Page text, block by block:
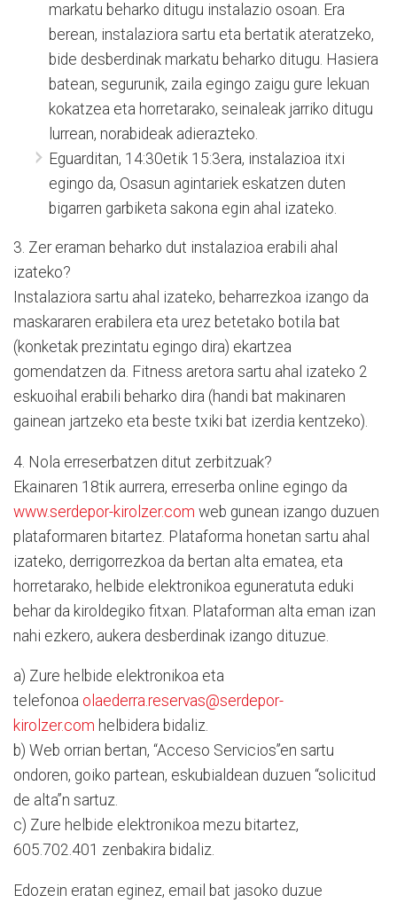
markatu beharko ditugu instalazio osoan. Era
berean, instalaziora sartu eta bertatik ateratzeko,
bide desberdinak markatu beharko ditugu. Hasiera
batean, segurunik, zaila egingo zaigu gure lekuan
kokatzea eta horretarako, seinaleak jarriko ditugu
lurrean, norabideak adierazteko.
Eguarditan, 14:30etik 15:3era, instalazioa itxi
egingo da, Osasun agintariek eskatzen duten
bigarren garbiketa sakona egin ahal izateko.
3. Zer eraman beharko dut instalazioa erabili ahal
izateko?
Instalaziora sartu ahal izateko, beharrezkoa izango da
maskararen erabilera eta urez betetako botila bat
(konketak prezintatu egingo dira) ekartzea
gomendatzen da. Fitness aretora sartu ahal izateko 2
eskuoihal erabili beharko dira (handi bat makinaren
gainean jartzeko eta beste txiki bat izerdia kentzeko).
4. Nola erreserbatzen ditut zerbitzuak?
Ekainaren 18tik aurrera, erreserba online egingo da
www.serdepor-kirolzer.com web gunean izango duzuen
plataformaren bitartez. Plataforma honetan sartu ahal
izateko, derrigorrezkoa da bertan alta ematea, eta
horretarako, helbide elektronikoa eguneratuta eduki
behar da kiroldegiko fitxan. Plataforman alta eman izan
nahi ezkero, aukera desberdinak izango dituzue.
a) Zure helbide elektronikoa eta
telefonoa olaederra.reservas@serdepor-
kirolzer.com helbidera bidaliz.
b) Web orrian bertan, “Acceso Servicios”en sartu
ondoren, goiko partean, eskubialdean duzuen “solicitud
de alta”n sartuz.
c) Zure helbide elektronikoa mezu bitartez,
605.702.401 zenbakira bidaliz.
Edozein eratan eginez, email bat jasoko duzue